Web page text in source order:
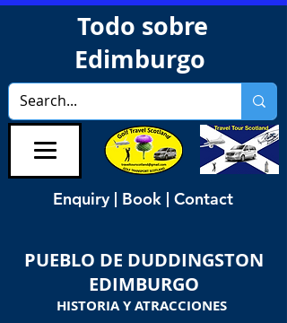
Todo sobre
Edimburgo
Enquiry | Book | Contact
PUEBLO DE DUDDINGSTON
EDIMBURGO
HISTORIA Y ATRACCIONES